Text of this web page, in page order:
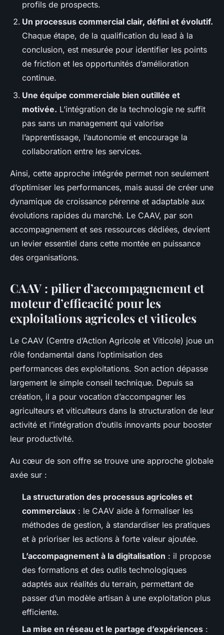
profils de prospects.
Un processus commercial clair, défini et évolutif.
Chaque étape, de la qualification du lead à la
conclusion, est mesurée pour identifier les points
de friction et les opportunités d’amélioration
continue.
Une équipe commerciale bien outillée et
motivée. L’intégration de la technologie ne suffit
pas sans un management qui valorise
l’apprentissage, l’autonomie et encourage la
collaboration entre les services.
Ainsi, cette approche intégrée permet non seulement
d’optimiser les performances, mais aussi de créer une
dynamique de croissance pérenne et adaptable aux
évolutions rapides du marché. Le CAAV, par son
accompagnement et ses ressources dédiées, devient
un levier essentiel dans cette montée en puissance
des organisations.
CAAV : pilier d’accompagnement et
moteur d’efficacité pour les
exploitations agricoles et viticoles
Le CAAV (Centre d’Action Agricole et Viticole) joue un
rôle fondamental dans l’optimisation des
performances des exploitations. Son action dépasse
largement le simple conseil technique. Depuis sa
création, il a pour vocation d’accompagner les
agriculteurs et viticulteurs dans la structuration de leur
activité et l’intégration d’outils innovants pour booster
leur productivité.
Au cœur de son offre se trouve une approche globale
axée sur :
La structuration des processus agricoles et
commerciaux : le CAAV aide à formaliser les
méthodes de gestion, à standardiser les pratiques
et à prioriser les actions à forte valeur ajoutée.
L’accompagnement à la digitalisation : il propose
des formations et des outils technologiques
adaptés aux réalités du terrain, permettant de
passer d’un modèle artisan à une exploitation plus
efficiente.
La mise en réseau et le partage d’expériences :